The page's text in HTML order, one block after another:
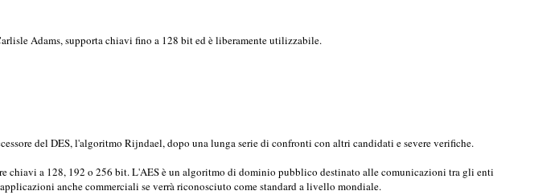
Adams, supporta chiavi fino a 128 bit ed è liberamente utilizzabile.
del DES, l'algoritmo Rijndael, dopo una lunga serie di confronti con altri candidati e severe verifiche.
chiavi a 128, 192 o 256 bit. L'AES è un algoritmo di dominio pubblico destinato alle comunicazioni tra gli enti
anche commerciali se verrà riconosciuto come standard a livello mondiale.